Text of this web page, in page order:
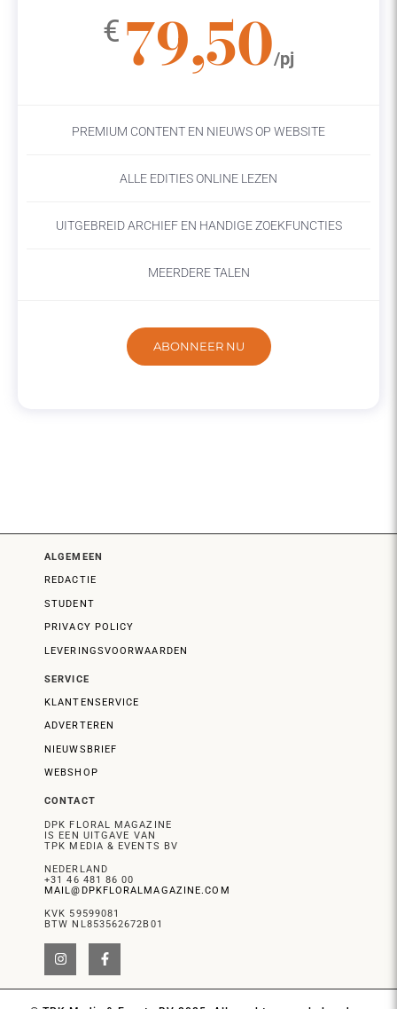
€ 79,50/pj
PREMIUM CONTENT EN NIEUWS OP WEBSITE
ALLE EDITIES ONLINE LEZEN
UITGEBREID ARCHIEF EN HANDIGE ZOEKFUNCTIES
MEERDERE TALEN
ABONNEER NU
ALGEMEEN
REDACTIE
STUDENT
PRIVACY POLICY
LEVERINGSVOORWAARDEN
SERVICE
KLANTENSERVICE
ADVERTEREN
NIEUWSBRIEF
WEBSHOP
CONTACT
DPK FLORAL MAGAZINE
IS EEN UITGAVE VAN
TPK MEDIA & EVENTS BV
NEDERLAND
+31 46 481 86 00
MAIL@DPKFLORALMAGAZINE.COM
KVK 59599081
BTW NL853562672B01